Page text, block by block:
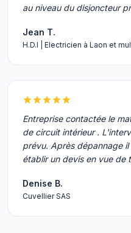
au niveau du disjoncteur
Jean T.
H.D.I | Electricien à Laon et
Entreprise contactée le
de circuit intérieur .
prévu. Après dépannage
établir un devis en vue de
Denise B.
Cuvellier SAS